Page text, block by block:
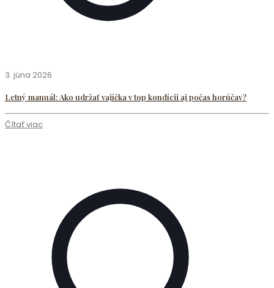
3. júna 2026
Letný manuál: Ako udržať vajíčka v top kondícii aj počas horúčav?
Čítať viac